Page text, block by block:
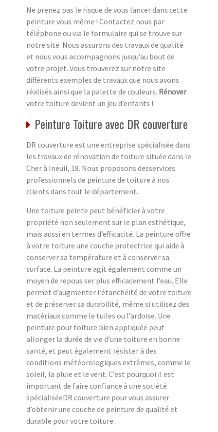
Ne prenez pas le risque de vous lancer dans cette
peinture vous même ! Contactez nous par
téléphone ou via le formulaire qui se trouve sur
notre site. Nous assurons des travaux de qualité
et nous vous accompagnons jusqu’au bout de
votre projet. Vous trouverez sur notre site
différents exemples de travaux que nous avons
réalisés ainsi que la palette de couleurs. Rénover
votre toiture devient un jeu d’enfants !
Peinture Toiture avec DR couverture
DR couverture est une entreprise spécialisée dans
les travaux de rénovation de toiture située dans le
Cher à Ineuil, 18. Nous proposons desservices
professionnels de peinture de toiture à nos
clients dans tout le département.
Une toiture peinte peut bénéficier à votre
propriété non seulement sur le plan esthétique,
mais aussi en termes d’efficacité. La peinture offre
à votre toiture une couche protectrice qui aide à
conserver sa température et à conserver sa
surface. La peinture agit également comme un
moyen de repous ser plus efficacement l’eau. Elle
permet d’augmenter l’étanchéité de votre toiture
et de préserver sa durabilité, même si utilisez des
matériaux comme le tuiles ou l’ardoise. Une
peinture pour toiture bien appliquée peut
allonger la durée de vie d’une toiture en bonne
santé, et peut également résister à des
conditions météorologiques extrêmes, comme le
soleil, la pluie et le vent. C’est pourquoi il est
important de faire confiance à une société
spécialiséeDR couverture pour vous assurer
d’obtenir une couche de peinture de qualité et
durable pour votre toiture.